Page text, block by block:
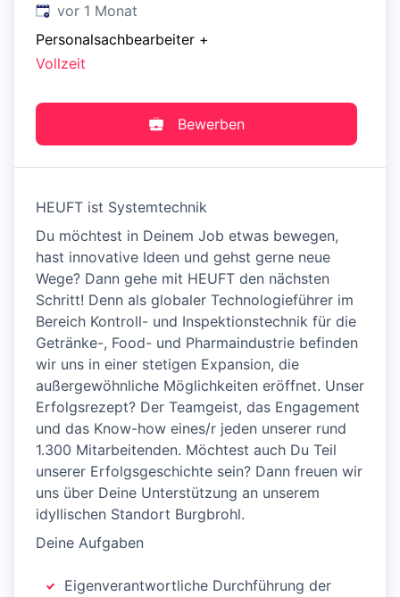
Veröffentlicht:
vor 1 Monat
Personalsachbearbeiter +
Vollzeit
Bewerben
HEUFT ist Systemtechnik
Du möchtest in Deinem Job etwas bewegen,
hast innovative Ideen und gehst gerne neue
Wege? Dann gehe mit HEUFT den nächsten
Schritt! Denn als globaler Technologieführer im
Bereich Kontroll- und Inspektionstechnik für die
Getränke-, Food- und Pharmaindustrie befinden
wir uns in einer stetigen Expansion, die
außergewöhnliche Möglichkeiten eröffnet. Unser
Erfolgsrezept? Der Teamgeist, das Engagement
und das Know-how eines/r jeden unserer rund
1.300 Mitarbeitenden. Möchtest auch Du Teil
unserer Erfolgsgeschichte sein? Dann freuen wir
uns über Deine Unterstützung an unserem
idyllischen Standort Burgbrohl.
Deine Aufgaben
Eigenverantwortliche Durchführung der